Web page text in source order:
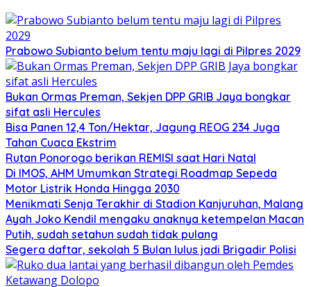
Prabowo Subianto belum tentu maju lagi di Pilpres 2029
Bukan Ormas Preman, Sekjen DPP GRIB Jaya bongkar
sifat asli Hercules
Bisa Panen 12,4 Ton/Hektar, Jagung REOG 234 Juga
Tahan Cuaca Ekstrim
Rutan Ponorogo berikan REMISI saat Hari Natal
Di IMOS, AHM Umumkan Strategi Roadmap Sepeda
Motor Listrik Honda Hingga 2030
Menikmati Senja Terakhir di Stadion Kanjuruhan, Malang
Ayah Joko Kendil mengaku anaknya ketempelan Macan
Putih, sudah setahun sudah tidak pulang
Segera daftar, sekolah 5 Bulan lulus jadi Brigadir Polisi